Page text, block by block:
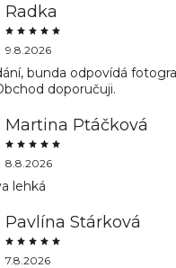
Radka
9.8.2026
bunda odpovídá
doporučuji.
Martina Ptáčková
8.8.2026
lehká
Pavlína Stárková
7.8.2026